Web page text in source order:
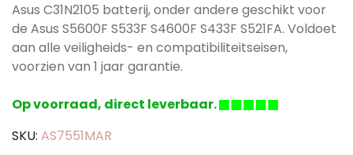
Asus C31N2105 batterij, onder andere geschikt voor
de Asus S5600F S533F S4600F S433F S521FA. Voldoet
aan alle veiligheids- en compatibiliteitseisen,
voorzien van 1 jaar garantie.
Op voorraad, direct leverbaar.
SKU: AS7551MAR